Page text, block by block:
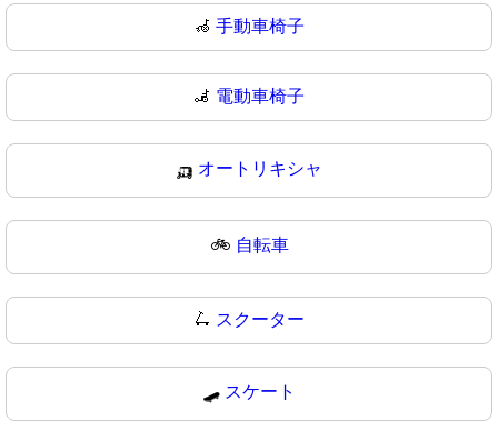
🦽 手動車椅子
🦼 電動車椅子
🛺 オートリキシャ
🚲 自転車
🛴 スクーター
🛹 スケート